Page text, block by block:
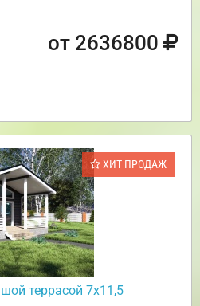
от 2636800
ХИТ ПРОДАЖ
террасой 7х11,5